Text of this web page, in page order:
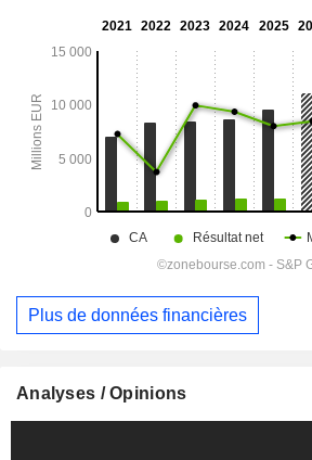
Plus de données financières
Analyses / Opinions